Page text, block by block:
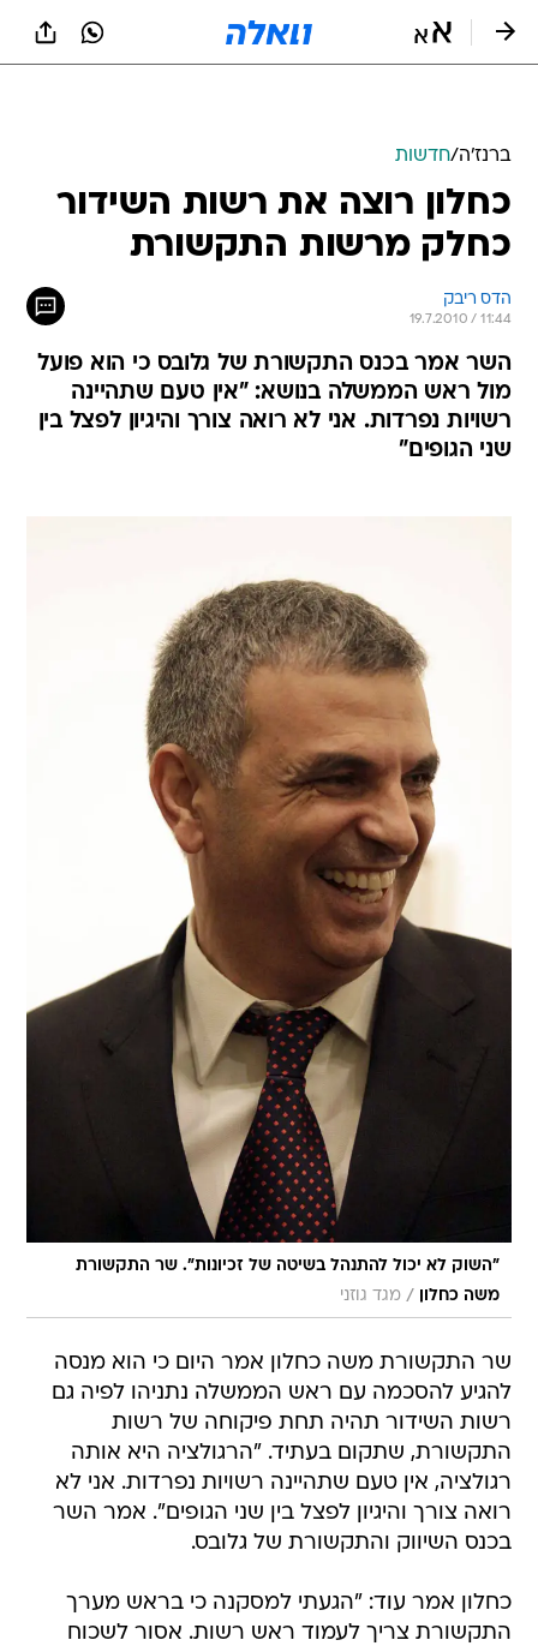
ברנז'ה/חדשות
כחלון רוצה את רשות השידור
כחלק מרשות התקשורת
הדס ריבק
19.7.2010 / 11:44
השר אמר בכנס התקשורת של גלובס כי הוא פועל
מול ראש הממשלה בנושא: "אין טעם שתהיינה
רשויות נפרדות. אני לא רואה צורך והיגיון לפצל בין
שני הגופים"
"השוק לא יכול להתנהל בשיטה של זכיונות". שר התקשורת
משה כחלון
/ מגד גוזני
שר התקשורת משה כחלון אמר היום כי הוא מנסה
להגיע להסכמה עם ראש הממשלה נתניהו לפיה גם
רשות השידור תהיה תחת פיקוחה של רשות
התקשורת, שתקום בעתיד. "הרגולציה היא אותה
רגולציה, אין טעם שתהיינה רשויות נפרדות. אני לא
רואה צורך והיגיון לפצל בין שני הגופים". אמר השר
בכנס השיווק והתקשורת של גלובס.
כחלון אמר עוד: "הגעתי למסקנה כי בראש מערך
התקשורת צריך לעמוד ראש רשות. אסור לשכוח